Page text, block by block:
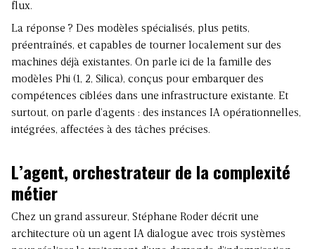
flux.
La réponse ? Des modèles spécialisés, plus petits,
préentraînés, et capables de tourner localement sur des
machines déjà existantes. On parle ici de la famille des
modèles Phi (1, 2, Silica), conçus pour embarquer des
compétences ciblées dans une infrastructure existante. Et
surtout, on parle d’agents : des instances IA opérationnelles,
intégrées, affectées à des tâches précises.
L’agent, orchestrateur de la complexité
métier
Chez un grand assureur, Stéphane Roder décrit une
architecture où un agent IA dialogue avec trois systèmes